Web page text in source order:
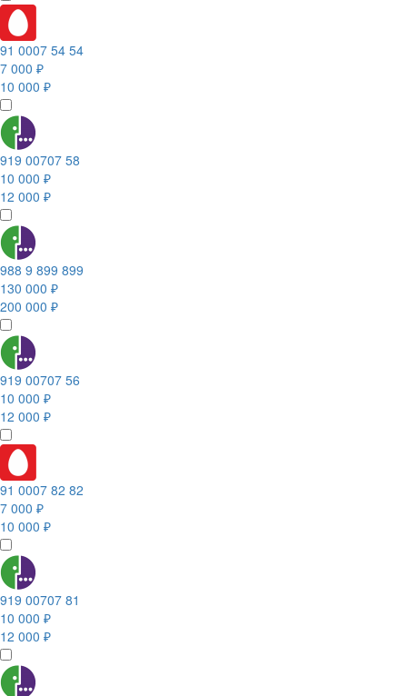
91 0007 54 54
7 000 ₽
10 000 ₽
919 00707 58
10 000 ₽
12 000 ₽
988 9 899 899
130 000 ₽
200 000 ₽
919 00707 56
10 000 ₽
12 000 ₽
91 0007 82 82
7 000 ₽
10 000 ₽
919 00707 81
10 000 ₽
12 000 ₽